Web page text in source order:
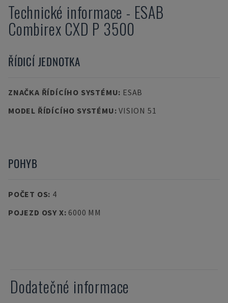
Technické informace - ESAB
Combirex CXD P 3500
ŘÍDICÍ JEDNOTKA
ZNAČKA ŘÍDÍCÍHO SYSTÉMU: ESAB
MODEL ŘÍDÍCÍHO SYSTÉMU:VISION 51
POHYB
POČET OS: 4
POJEZD OSY X: 6000 MM
Dodatečné informace